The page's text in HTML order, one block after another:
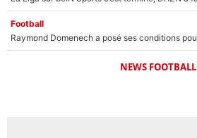
Football
NEWS FOOTBALL